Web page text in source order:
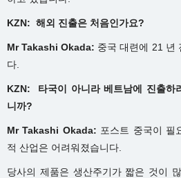
KZN: 해외 진출은 처음인가요?
Mr Takashi Okada: 중국 대련에 21 년
다.
KZN: 타국이 아니라 베트남에 진출하
니까?
Mr Takashi Okada: 포스트 중국이 필
적 산업은 어려워졌습니다.
당사의 제품은 생산주기가 짧은 것이